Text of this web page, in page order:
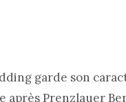
garde son
après Prenzlauer